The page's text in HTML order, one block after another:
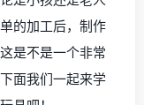
!
作，希望能够帮
资讯，请继续关